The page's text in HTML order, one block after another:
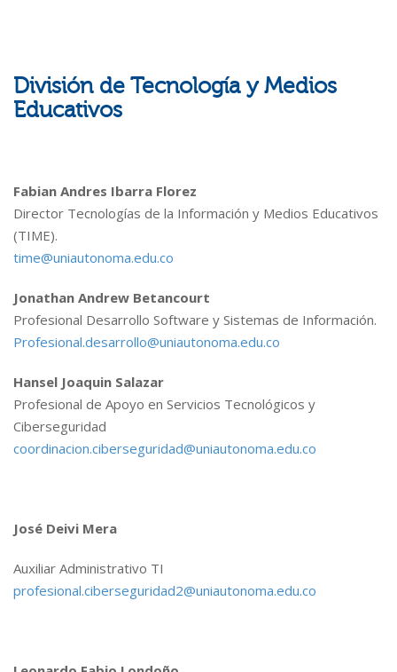
División de Tecnología y Medios
Educativos
Fabian Andres Ibarra Florez
Director Tecnologías de la Información y Medios Educativos
(TIME).
time@uniautonoma.edu.co
Jonathan Andrew Betancourt
Profesional Desarrollo Software y Sistemas de Información.
Profesional.desarrollo@uniautonoma.edu.co
Hansel Joaquin Salazar
Profesional de Apoyo en Servicios Tecnológicos y
Ciberseguridad
coordinacion.ciberseguridad@uniautonoma.edu.co
José Deivi Mera
Auxiliar Administrativo TI
profesional.ciberseguridad2@uniautonoma.edu.co